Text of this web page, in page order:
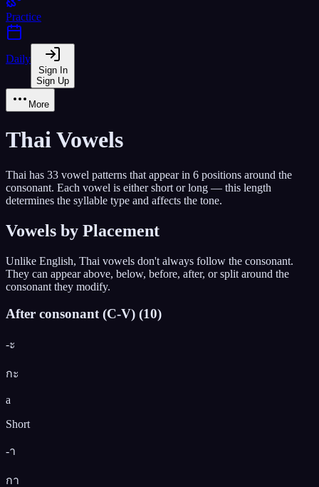
Practice
Daily
Sign In
Sign Up
More
Thai Vowels
Thai has 33 vowel patterns that appear in 6 positions around the
consonant. Each vowel is either short or long — this length
determines the syllable type and affects the tone.
Vowels by Placement
Unlike English, Thai vowels don't always follow the consonant.
They can appear above, below, before, after, or split around the
consonant they modify.
After consonant (C-V) (10)
-ะ
กะ
a
Short
-า
กา